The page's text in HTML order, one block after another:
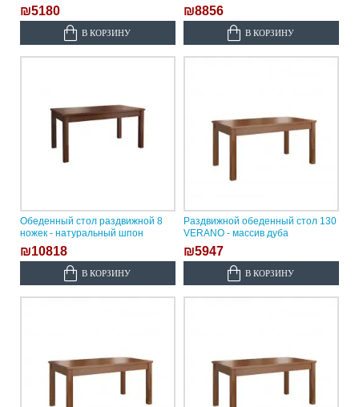
₪5180
В КОРЗИНУ
₪8856
В КОРЗИНУ
Обеденный стол раздвижной 8
ножек - натуральный шпон
₪10818
В КОРЗИНУ
Раздвижной обеденный стол 130
VERANO - массив дуба
₪5947
В КОРЗИНУ